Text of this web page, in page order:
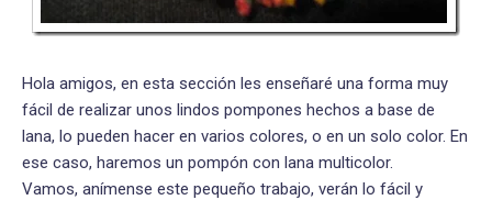
Hola amigos, en esta sección les enseñaré una forma muy
fácil de realizar unos lindos pompones hechos a base de
lana, lo pueden hacer en varios colores, o en un solo color. En
ese caso, haremos un pompón con lana multicolor.
Vamos, anímense este pequeño trabajo, verán lo fácil y